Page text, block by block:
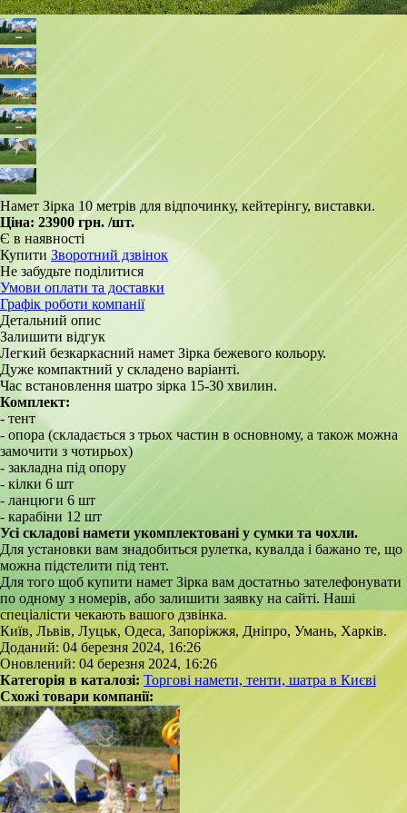
Намет Зірка 10 метрів для відпочинку, кейтерінгу, виставки.
Ціна: 23900 грн. /шт.
Є в наявності
Купити Зворотний дзвінок
Не забудьте поділитися
Умови оплати та доставки
Графік роботи компанії
Детальний опис
Залишити відгук
Легкий безкаркасний намет Зірка бежевого кольору.
Дуже компактний у складено варіанті.
Час встановлення шатро зірка 15-30 хвилин.
Комплект:
- тент
- опора (складається з трьох частин в основному, а також можна
замочити з чотирьох)
- закладна під опору
- кілки 6 шт
- ланцюги 6 шт
- карабіни 12 шт
Усі складові намети укомплектовані у сумки та чохли.
Для установки вам знадобиться рулетка, кувалда і бажано те, що
можна підстелити під тент.
Для того щоб купити намет Зірка вам достатньо зателефонувати
по одному з номерів, або залишити заявку на сайті. Наші
спеціалісти чекають вашого дзвінка.
Київ, Львів, Луцьк, Одеса, Запоріжжя, Дніпро, Умань, Харків.
Доданий: 04 березня 2024, 16:26
Оновлений: 04 березня 2024, 16:26
Категорія в каталозі: Торгові намети, тенти, шатра в Києві
Схожі товари компанії: